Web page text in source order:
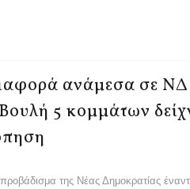
ανάμεσα σε ΝΔ
5 κομμάτων
της Νέας Δημοκρατίας